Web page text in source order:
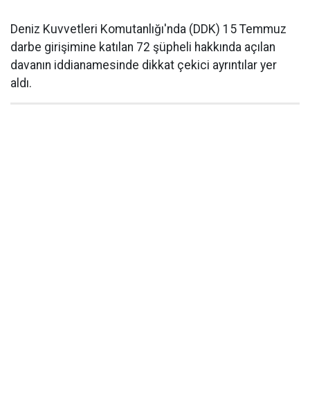
Deniz Kuvvetleri Komutanlığı'nda (DDK) 15 Temmuz
darbe girişimine katılan 72 şüpheli hakkında açılan
davanın iddianamesinde dikkat çekici ayrıntılar yer
aldı.